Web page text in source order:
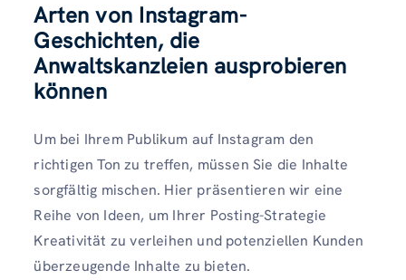
Arten von Instagram-
Geschichten, die
Anwaltskanzleien ausprobieren
können
Um bei Ihrem Publikum auf Instagram den
richtigen Ton zu treffen, müssen Sie die Inhalte
sorgfältig mischen. Hier präsentieren wir eine
Reihe von Ideen, um Ihrer Posting-Strategie
Kreativität zu verleihen und potenziellen Kunden
überzeugende Inhalte zu bieten.